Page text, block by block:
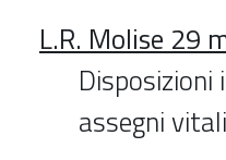
L.R. Molise 29
assegni